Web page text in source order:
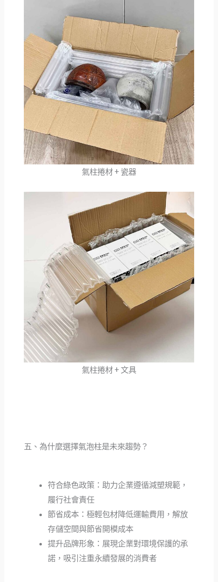
氣柱捲材 + 瓷器
氣柱捲材 + 文具
五、為什麼選擇氣泡柱是未來趨勢？
符合綠色政策：助力企業遵循減塑規範，
履行社會責任
節省成本：極輕包材降低運輸費用，解放
存儲空間與節省開模成本
提升品牌形象：展現企業對環境保護的承
諾，吸引注重永續發展的消費者